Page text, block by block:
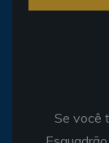
Se você